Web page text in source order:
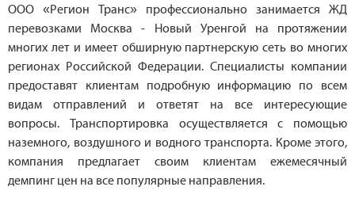
ООО «Регион Транс» профессионально занимается ЖД
перевозками Москва - Новый Уренгой на протяжении
многих лет и имеет обширную партнерскую сеть во многих
регионах Российской Федерации. Специалисты компании
предоставят клиентам подробную информацию по всем
видам отправлений и ответят на все интересующие
вопросы. Транспортировка осуществляется с помощью
наземного, воздушного и водного транспорта. Кроме этого,
компания предлагает своим клиентам ежемесячный
демпинг цен на все популярные направления.